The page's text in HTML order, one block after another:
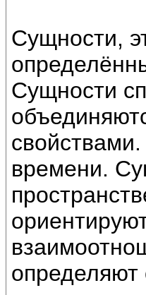
Сущности,
Сущности
времени.
определяют